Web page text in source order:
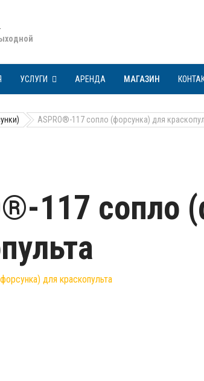
УСЛУГИ АРЕНДА МАГАЗИН
ASPRO®-117 сопло (форсунка) для
117 сопло